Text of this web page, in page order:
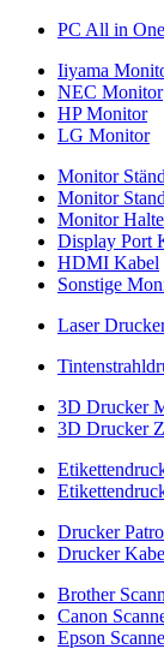
PC All in
Iiyama
NEC Monitor
HP Monitor
LG Monitor
Monitor
Monitor
Monitor
Display Port
HDMI Kabel
Sonstige
Laser
3D Drucker
3D Drucker
Drucker
Drucker
Brother
Canon
Epson